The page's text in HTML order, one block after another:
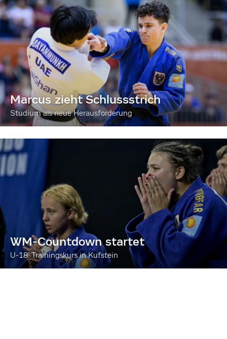
Marcus zieht Schlussstrich
Studium als neue Herausforderung
WM-Countdown startet
U-18: Trainingskurs in Kufstein